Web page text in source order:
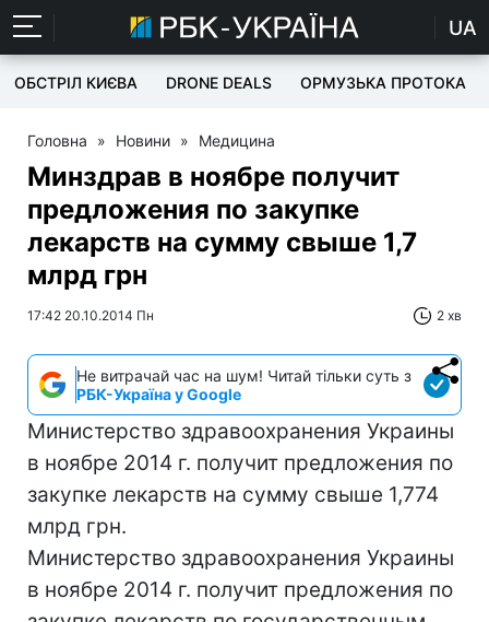
UA
ОБСТРІЛ КИЄВА DRONE DEALS ОРМУЗЬКА ПРОТОКА
Головна » Новини » Медицина
Минздрав в ноябре получит
предложения по закупке
лекарств на сумму свыше 1,7
млрд грн
17:42 20.10.2014 Пн 2 хв
Не витрачай час на шум! Читай тільки суть з
РБК-Україна у Google
Министерство здравоохранения Украины
в ноябре 2014 г. получит предложения по
закупке лекарств на сумму свыше 1,774
млрд грн.
Министерство здравоохранения Украины
в ноябре 2014 г. получит предложения по